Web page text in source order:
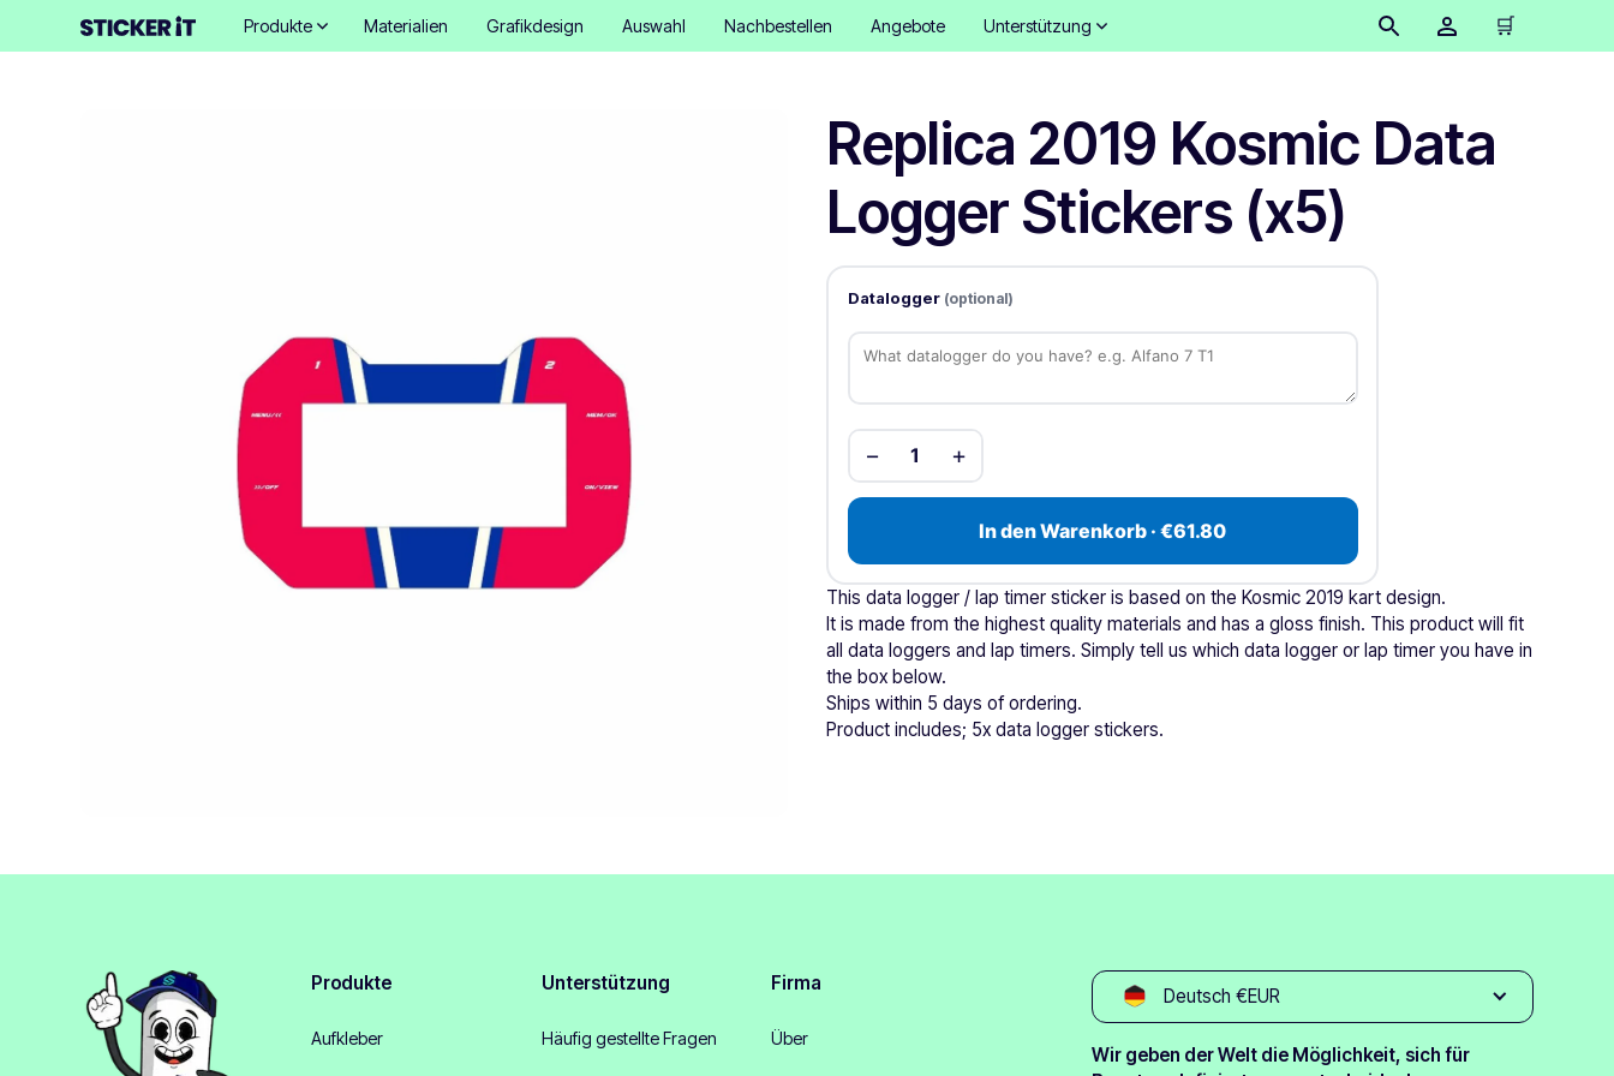
Produkte Materialien Grafikdesign Auswahl Nachbestellen Angebote Unterstützung 🛒
Replica 2019 Kosmic Data
Logger Stickers (x5)
Datalogger (optional)
− 1 +
In den Warenkorb · €61.80
This data logger / lap timer sticker is based on the Kosmic 2019 kart design.
It is made from the highest quality materials and has a gloss finish. This product will fit
all data loggers and lap timers. Simply tell us which data logger or lap timer you have in
the box below.
Ships within 5 days of ordering.
Product includes; 5x data logger stickers.
Produkte
Aufkleber
Unterstützung
Häufig gestellte Fragen
Firma
Über
Deutsch €EUR
Wir geben der Welt die Möglichkeit, sich für